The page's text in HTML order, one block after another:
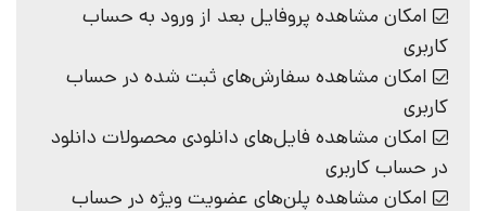
امکان مشاهده پروفایل بعد از ورود به حساب
کاربری
امکان مشاهده سفارش‌های ثبت شده در حساب
کاربری
امکان مشاهده فایل‌های دانلودی محصولات دانلود
در حساب کاربری
امکان مشاهده پلن‌های عضویت ویژه در حساب